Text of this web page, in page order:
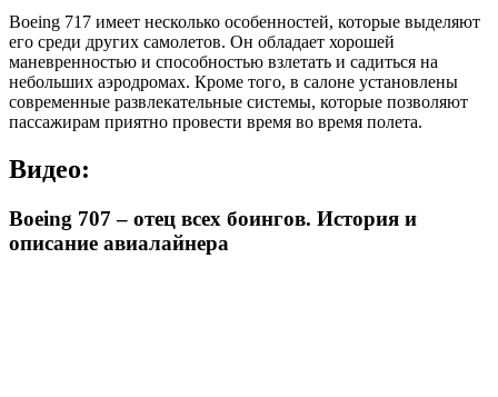
Boeing 717 имеет несколько особенностей, которые выделяют
его среди других самолетов. Он обладает хорошей
маневренностью и способностью взлетать и садиться на
небольших аэродромах. Кроме того, в салоне установлены
современные развлекательные системы, которые позволяют
пассажирам приятно провести время во время полета.
Видео:
Boeing 707 – отец всех боингов. История и
описание авиалайнера